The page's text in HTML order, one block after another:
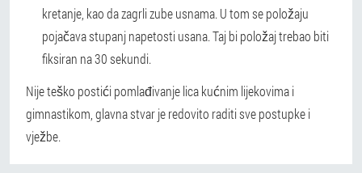
kretanje, kao da zagrli zube usnama. U tom se položaju
pojačava stupanj napetosti usana. Taj bi položaj trebao biti
fiksiran na 30 sekundi.
Nije teško postići pomlađivanje lica kućnim lijekovima i
gimnastikom, glavna stvar je redovito raditi sve postupke i
vježbe.